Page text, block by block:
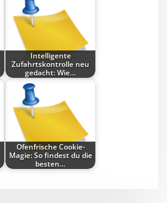
Intelligente
Zufahrtskontrolle neu
gedacht: Wie…
Ofenfrische Cookie-
Magie: So findest du die
besten…